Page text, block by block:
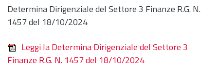
Determina Dirigenziale del Settore 3 Finanze R.G. N.
1457 del 18/10/2024
Leggi la Determina Dirigenziale del Settore 3
Finanze R.G. N. 1457 del 18/10/2024